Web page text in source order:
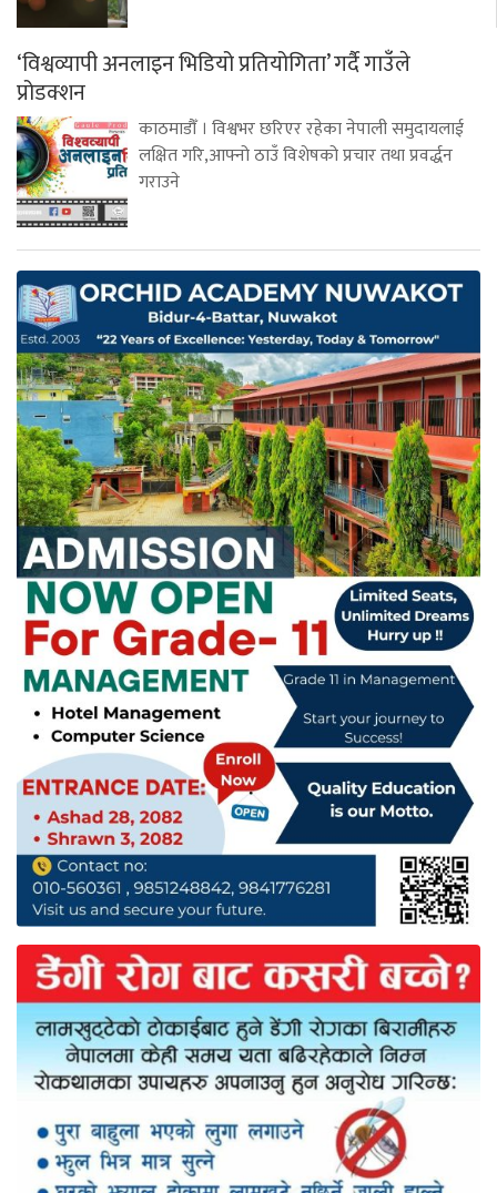
‘विश्वव्यापी अनलाइन भिडियो प्रतियोगिता’ गर्दै गाउँले
प्रोडक्शन
काठमाडौँ । विश्वभर छरिएर रहेका नेपाली समुदायलाई
लक्षित गरि,आफ्नो ठाउँ विशेषको प्रचार तथा प्रवर्द्धन
गराउने